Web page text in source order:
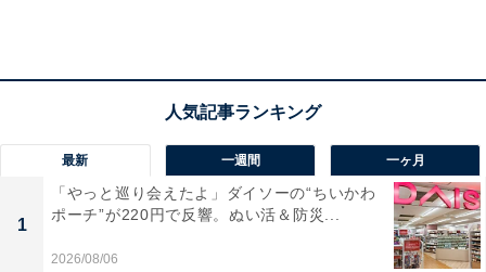
最新 一週間 一ヶ月
1
「やっと巡り会えたよ」ダイソーの“ちいかわ
ポーチ”が220円で反響。ぬい活＆防災...
2026/08/06